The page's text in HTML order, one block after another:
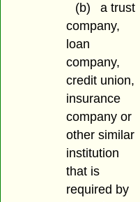
(b)
a trust
company,
loan
company,
credit union,
insurance
company or
other similar
institution
that is
required by